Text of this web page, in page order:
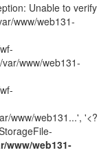
Unable to verify
www/web131-
www/web131-
www/web131...', '<?
www/web131-